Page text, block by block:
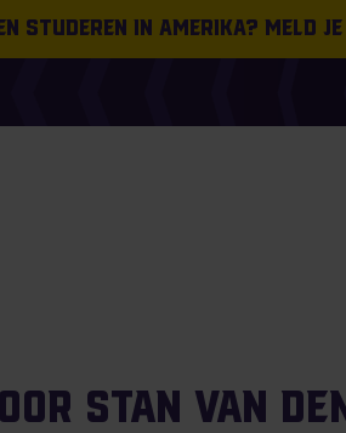
studeren in Amerika? Meld je
Stan van